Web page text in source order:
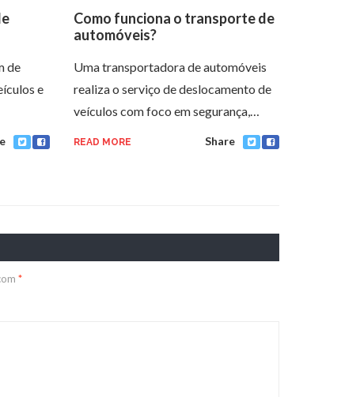
de
e
Como funciona o transporte de
automóveis?
Uma transportadora de automóveis
realiza o serviço de deslocamento de
veículos com foco em segurança,…
READ MORE Share
*